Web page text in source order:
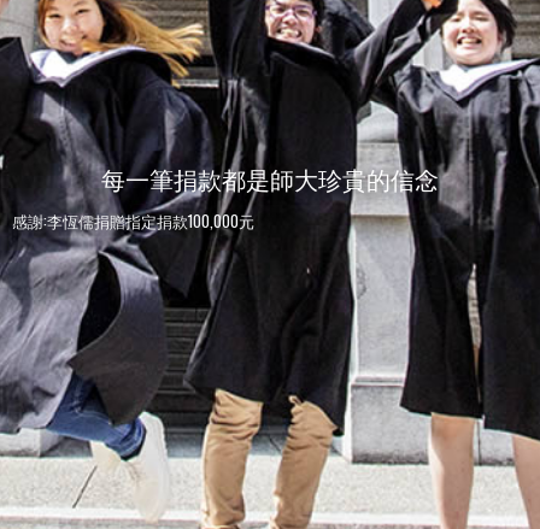
每一筆捐款都是師大珍貴的信念
感謝:李恆儒捐贈指定捐款100,000元
感謝:師大人捐贈指定捐款100元